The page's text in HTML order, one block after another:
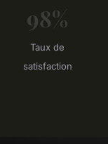
98%
Taux de
satisfaction